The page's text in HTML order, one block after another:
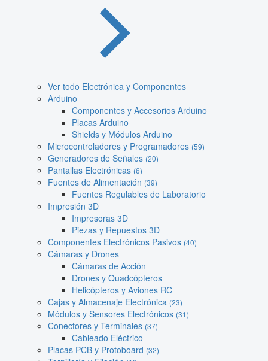
Ver todo Electrónica y Componentes
Arduino
Componentes y Accesorios Arduino
Placas Arduino
Shields y Módulos Arduino
Microcontroladores y Programadores (59)
Generadores de Señales (20)
Pantallas Electrónicas (6)
Fuentes de Alimentación (39)
Fuentes Regulables de Laboratorio
Impresión 3D
Impresoras 3D
Piezas y Repuestos 3D
Componentes Electrónicos Pasivos (40)
Cámaras y Drones
Cámaras de Acción
Drones y Quadcópteros
Helicópteros y Aviones RC
Cajas y Almacenaje Electrónica (23)
Módulos y Sensores Electrónicos (31)
Conectores y Terminales (37)
Cableado Eléctrico
Placas PCB y Protoboard (32)